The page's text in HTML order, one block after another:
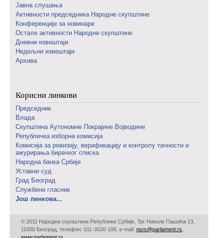
Јавна слушања
Активности председника Народне скупштине
Конференције за новинаре
Oстале активности Народне скупштине
Дневни извештаји
Недељни извештаји
Архива
Корисни линкови
Председник
Влада
Скупштина Аутономне Покрајине Војводине
Републичка изборна комисија
Комисија за ревизију, верификацију и контролу тачности и
ажурирања бирачког списка
Народна банка Србије
Уставни суд
Град Београд
Службени гласник
Још линкова...
© 2011 Народна скупштина Републике Србије, Трг Николе Пашића 13,
11000 Београд, телефон: 011-3026-100, е-mail: nsrs@parlament.rs